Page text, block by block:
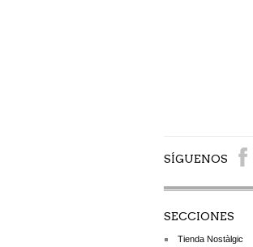
SÍGUENOS
SECCIONES
Tienda Nostàlgic